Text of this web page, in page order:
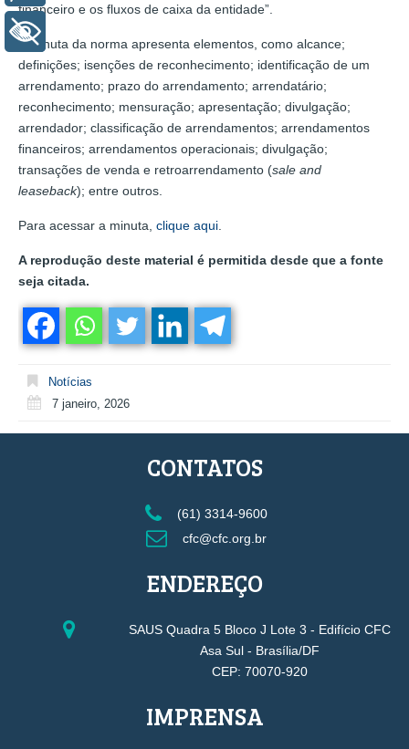
financeiro e os fluxos de caixa da entidade”.
A minuta da norma apresenta elementos, como alcance;
definições; isenções de reconhecimento; identificação de um
arrendamento; prazo do arrendamento; arrendatário;
reconhecimento; mensuração; apresentação; divulgação;
arrendador; classificação de arrendamentos; arrendamentos
financeiros; arrendamentos operacionais; divulgação;
transações de venda e retroarrendamento (sale and
leaseback); entre outros.
Para acessar a minuta, clique aqui.
A reprodução deste material é permitida desde que a fonte
seja citada.
Notícias
7 janeiro, 2026
CONTATOS
(61) 3314-9600
cfc@cfc.org.br
ENDEREÇO
SAUS Quadra 5 Bloco J Lote 3 - Edifício CFC
Asa Sul - Brasília/DF
CEP: 70070-920
IMPRENSA